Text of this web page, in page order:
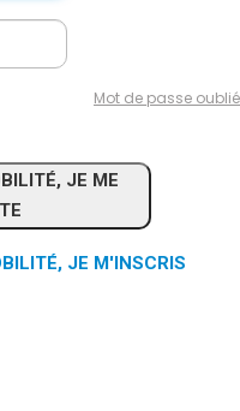
Mot de passe oublié
JE ME
JE M'INSCRIS